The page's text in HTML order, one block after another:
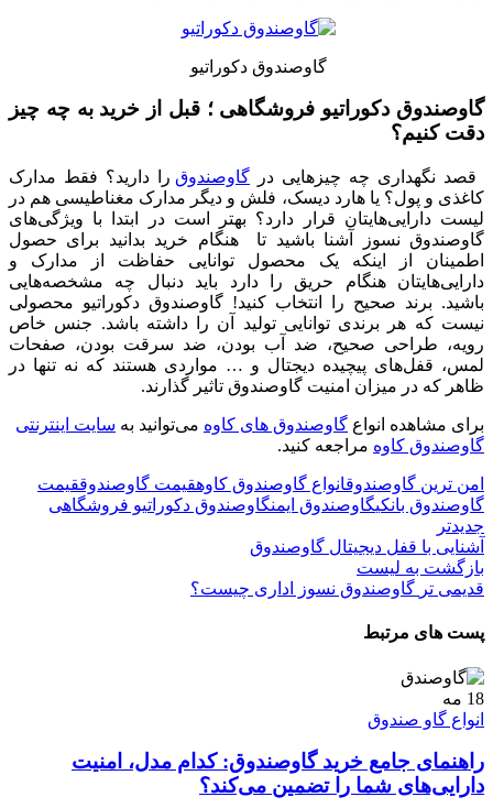
گاوصندوق دکوراتیو
گاوصندوق دکوراتیو فروشگاهی ؛ قبل از خرید به چه چیز
دقت کنیم؟
قصد نگهداری چه چیزهایی در گاوصندوق را دارید؟ فقط مدارک
کاغذی و پول؟ یا هارد دیسک، فلش و دیگر مدارک مغناطیسی هم در
لیست دارایی‌هایتان قرار دارد؟ بهتر است در ابتدا با ویژگی‌های
گاوصندوق نسوز آشنا باشید تا هنگام خرید بدانید برای حصول
اطمینان از اینکه یک محصول توانایی حفاظت از مدارک و
دارایی‌هایتان هنگام حریق را دارد باید دنبال چه مشخصه‌هایی
باشید. برند صحیح را انتخاب کنید! گاوصندوق دکوراتیو محصولی
نیست که هر برندی توانایی تولید آن را داشته باشد. جنس خاص
رویه، طراحی صحیح، ضد آب بودن، ضد سرقت بودن، صفحات
لمس، قفل‌های پیچیده دیجتال و … مواردی هستند که نه تنها در
ظاهر که در میزان امنیت گاوصندوق تاثیر گذارند.
برای مشاهده انواع گاوصندوق های کاوه می‌توانید به سایت اینترنتی
گاوصندوق کاوه مراجعه کنید.
امن ترین گاوصندوقانواع گاوصندوق کاوهقیمت گاوصندوققیمت
گاوصندوق بانکیگاوصندوق ایمنگاوصندوق دکوراتیو فروشگاهی
جدیدتر
آشنایی با قفل دیجیتال گاوصندوق
بازگشت به لیست
قدیمی تر گاوصندوق نسوز اداری چیست؟
پست های مرتبط
18 مه
انواع گاو صندوق
راهنمای جامع خرید گاوصندوق: کدام مدل، امنیت
دارایی‌های شما را تضمین می‌کند؟